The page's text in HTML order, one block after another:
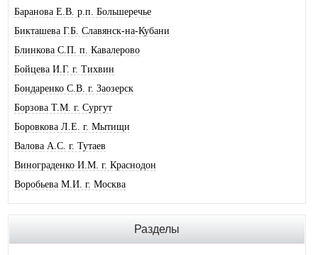
Баранова Е.В. р.п. Большеречье
Бикташева Г.Б. Славянск-на-Кубани
Блинкова С.П. п. Кавалерово
Бойцева И.Г. г. Тихвин
Бондаренко С.В. г. Заозерск
Борзова Т.М. г. Сургут
Боровкова Л.Е. г. Мытищи
Валова А.С. г. Тутаев
Винограденко И.М. г. Краснодон
Воробьева М.И. г. Москва
Гандрабура Н.В. г. Кишинев
Гвоздева Е.А. г. Москва
Разделы